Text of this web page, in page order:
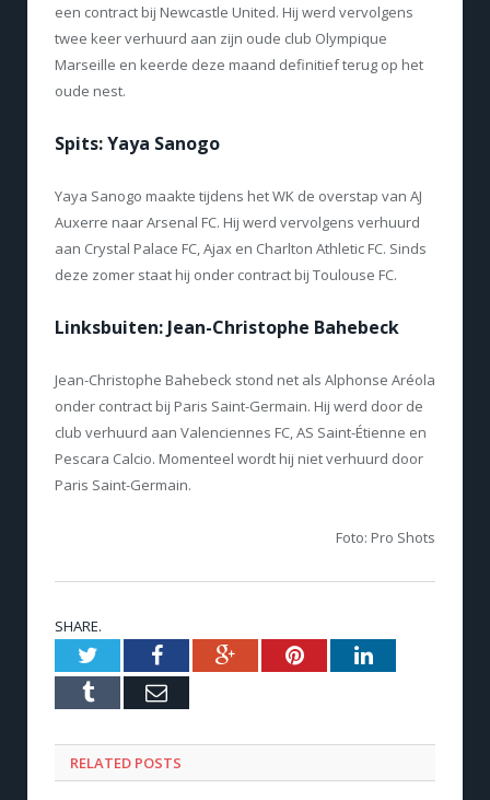
een contract bij Newcastle United. Hij werd vervolgens
twee keer verhuurd aan zijn oude club Olympique
Marseille en keerde deze maand definitief terug op het
oude nest.
Spits: Yaya Sanogo
Yaya Sanogo maakte tijdens het WK de overstap van AJ
Auxerre naar Arsenal FC. Hij werd vervolgens verhuurd
aan Crystal Palace FC, Ajax en Charlton Athletic FC. Sinds
deze zomer staat hij onder contract bij Toulouse FC.
Linksbuiten: Jean-Christophe Bahebeck
Jean-Christophe Bahebeck stond net als Alphonse Aréola
onder contract bij Paris Saint-Germain. Hij werd door de
club verhuurd aan Valenciennes FC, AS Saint-Étienne en
Pescara Calcio. Momenteel wordt hij niet verhuurd door
Paris Saint-Germain.
Foto: Pro Shots
SHARE.
TwitterFacebookGoogle+PinterestLinkedIn
Tumblr Email
RELATED POSTS